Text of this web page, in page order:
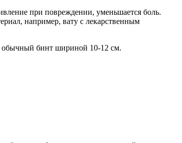
при повреждении, уменьшается боль.
например, вату с лекарственным
обычный бинт шириной 10-12 см.